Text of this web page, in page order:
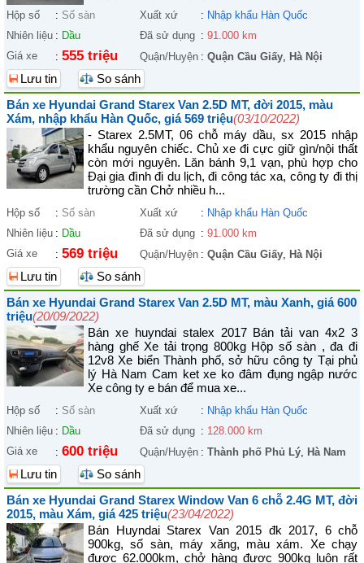
Hộp số : Số sàn Xuất xứ : Nhập khẩu Hàn Quốc
Nhiên liệu : Dầu Đã sử dụng : 91.000 km
Giá xe
: 555 triệu Quận/Huyện : Quận Cầu Giấy, Hà Nội
Lưu tin
So sánh
Bán xe Hyundai Grand Starex Van 2.5D MT, đời 2015, màu
Xám, nhập khẩu Hàn Quốc, giá 569 triệu(03/10/2022)
- Starex 2.5MT, 06 chỗ máy dầu, sx 2015 nhập
khẩu nguyên chiếc. Chủ xe đi cực giữ gìn/nội thất
còn mới nguyên. Lăn bánh 9,1 vạn, phù hợp cho
Đại gia đình đi du lịch, đi công tác xa, công ty đi thị
trường cần Chở nhiều h...
Hộp số : Số sàn Xuất xứ : Nhập khẩu Hàn Quốc
Nhiên liệu : Dầu Đã sử dụng : 91.000 km
Giá xe
: 569 triệu Quận/Huyện : Quận Cầu Giấy, Hà Nội
Lưu tin
So sánh
Bán xe Hyundai Grand Starex Van 2.5D MT, màu Xanh, giá 600
triệu(20/09/2022)
Bán xe huyndai stalex 2017 Bán tải van 4x2 3
hàng ghế Xe tải trọng 800kg Hộp số sàn , đa đi
12v8 Xe biển Thành phố, sở hữu công ty Tại phủ
lý Hà Nam Cam ket xe ko đâm đụng ngập nước
Xe công ty e bán để mua xe...
Hộp số : Số sàn Xuất xứ : Nhập khẩu Hàn Quốc
Nhiên liệu : Dầu Đã sử dụng : 128.000 km
Giá xe
: 600 triệu Quận/Huyện : Thành phố Phủ Lý, Hà Nam
Lưu tin
So sánh
Bán xe Hyundai Grand Starex Window Van 6 chỗ 2.4G MT, đời
2015, màu Xám, giá 425 triệu(23/04/2022)
Bán Huyndai Starex Van 2015 đk 2017, 6 chỗ
900kg, số sàn, máy xăng, màu xám. Xe chạy
được 62.000km, chở hàng được 900kg luôn rất